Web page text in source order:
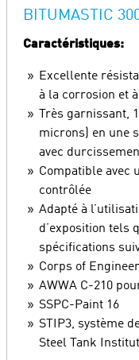
BITUMASTIC
Caractéristiques:
Excellente
à la corrosion et
Très garnissant,
microns) en une
avec
Compatible avec
contrôlée
Adapté à
d’exposition tels
spécifications
Corps of
AWWA C-210
SSPC-Paint 16
STIP3, système
Steel Tank